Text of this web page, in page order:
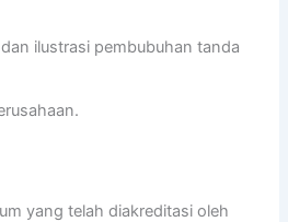
ilustrasi pembubuhan tanda
yang telah diakreditasi oleh